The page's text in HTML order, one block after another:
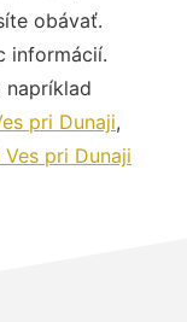
obávať.
informácií.
napríklad
pri Dunaji,
pri Dunaji